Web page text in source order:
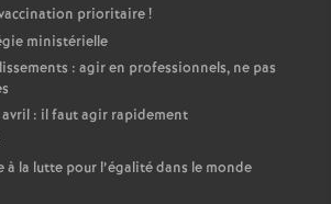
prioritaire!
ministérielle
: agir en professionnels, ne pas
avril : il faut agir rapidement
à la lutte pour l’égalité dans le monde